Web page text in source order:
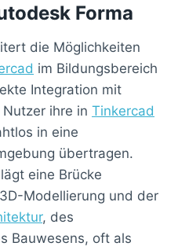
Forma
die Möglichkeiten
im Bildungsbereich
Integration mit
ihre in Tinkercad
in eine
übertragen.
eine Brücke
Modellierung und der
, des
Bauwesens, oft als